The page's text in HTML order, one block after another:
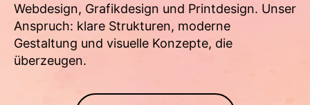
Webdesign, Grafikdesign und Printdesign. Unser
Anspruch: klare Strukturen, moderne
Gestaltung und visuelle Konzepte, die
überzeugen.